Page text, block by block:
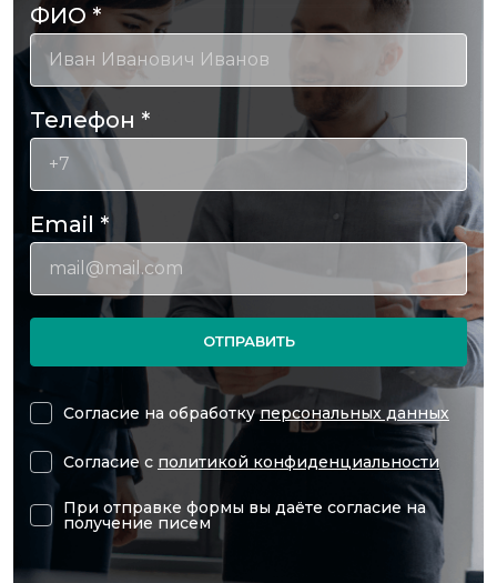
ФИО*
Телефон *
Email *
ОТПРАВИТЬ
Согласие на обработкуперсональных данных
Согласие с политикой конфиденциальности
При отправке формы вы даёте согласие на
получение писем